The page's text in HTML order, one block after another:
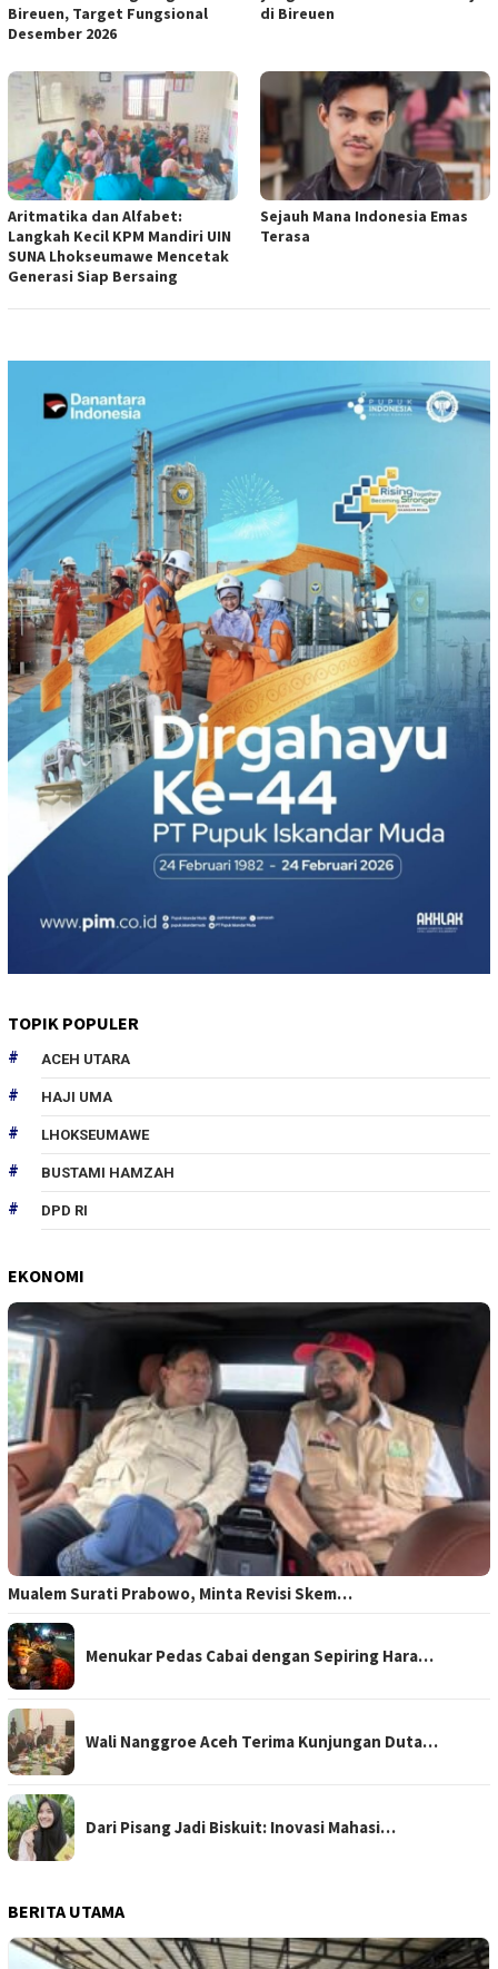
Bireuen, Target Fungsional
Desember 2026
di Bireuen
Aritmatika dan Alfabet:
Langkah Kecil KPM Mandiri UIN
SUNA Lhokseumawe Mencetak
Generasi Siap Bersaing
Sejauh Mana Indonesia Emas
Terasa
TOPIK POPULER
ACEH UTARA
HAJI UMA
LHOKSEUMAWE
BUSTAMI HAMZAH
DPD RI
EKONOMI
Mualem Surati Prabowo, Minta Revisi Skem…
Menukar Pedas Cabai dengan Sepiring Hara…
Wali Nanggroe Aceh Terima Kunjungan Duta…
Dari Pisang Jadi Biskuit: Inovasi Mahasi…
BERITA UTAMA